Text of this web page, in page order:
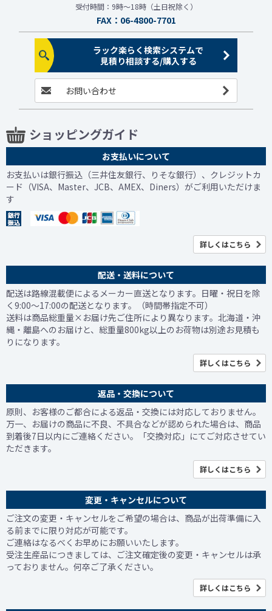
受付時間：9時～18時（土日祝除く）
FAX：06-4800-7701
ラック楽らく検索システムで
見積り相談する/購入する
お問い合わせ
ショッピングガイド
お支払いについて
お支払いは銀行振込（三井住友銀行、りそな銀行）、クレジットカ
ード（VISA、Master、JCB、AMEX、Diners）がご利用いただけま
す
詳しくはこちら
配送・送料について
配送は路線混載便によるメーカー直送となります。日曜・祝日を除
く9:00～17:00の配送となります。（時間帯指定不可）
送料は商品総重量×お届け先ご住所により異なります。北海道・沖
縄・離島へのお届けと、総重量800kg以上のお荷物は別途お見積も
りになります。
詳しくはこちら
返品・交換について
原則、お客様のご都合による返品・交換には対応しておりません。
万一、お届けの商品に不良、不具合などが認められた場合は、商品
到着後7日以内にご連絡ください。「交換対応」にてご対応させてい
ただきます。
詳しくはこちら
変更・キャンセルについて
ご注文の変更・キャンセルをご希望の場合は、商品が出荷準備に入
る前までに限り対応が可能です。
ご連絡はなるべくお早めにお願いいたします。
受注生産品につきましては、ご注文確定後の変更・キャンセルは承
っておりません。何卒ご了承ください。
詳しくはこちら